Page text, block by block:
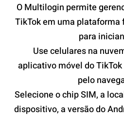
O Multilogin permite
TikTok em uma plataforma
para
Use celulares na
aplicativo móvel do
pelo
Selecione o chip SIM, a
dispositivo, a versão do